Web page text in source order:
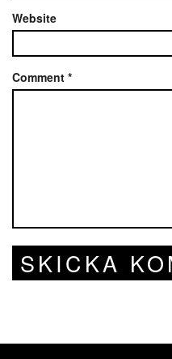
Website
Comment *
SKICKA